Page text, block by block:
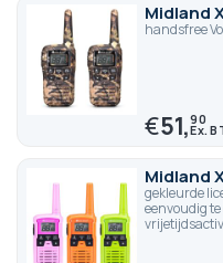
Midland
handsfree
€51,90
Midland
gekleurde
eenvoudig